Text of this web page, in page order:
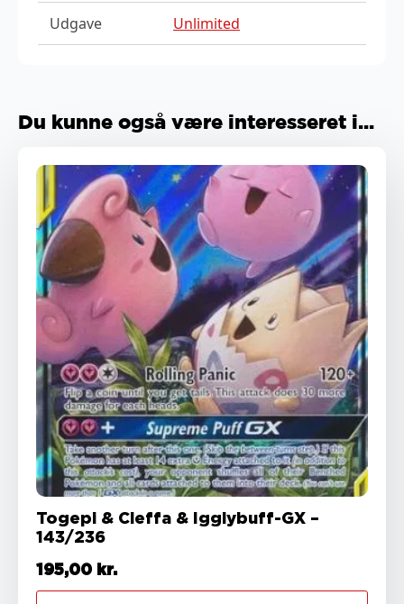
Udgave Unlimited
Du kunne også være interesseret i...
Togepi & Cleffa & Igglybuff-GX –
143/236
195,00 kr.